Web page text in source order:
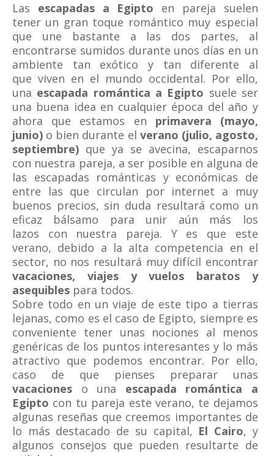
Las escapadas a Egipto en pareja suelen
tener un gran toque romántico muy especial
que une bastante a las dos partes, al
encontrarse sumidos durante unos días en un
ambiente tan exótico y tan diferente al
que viven en el mundo occidental. Por ello,
una escapada romántica a Egipto suele ser
una buena idea en cualquier época del año y
ahora que estamos en primavera (mayo,
junio) o bien durante el verano (julio, agosto,
septiembre) que ya se avecina, escaparnos
con nuestra pareja, a ser posible en alguna de
las escapadas románticas y económicas de
entre las que circulan por internet a muy
buenos precios, sin duda resultará como un
eficaz bálsamo para unir aún más los
lazos con nuestra pareja. Y es que este
verano, debido a la alta competencia en el
sector, no nos resultará muy difícil encontrar
vacaciones, viajes y vuelos baratos y
asequibles para todos.
Sobre todo en un viaje de este tipo a tierras
lejanas, como es el caso de Egipto, siempre es
conveniente tener unas nociones al menos
genéricas de los puntos interesantes y lo más
atractivo que podemos encontrar. Por ello,
caso de que pienses preparar unas
vacaciones o una escapada romántica a
Egipto con tu pareja este verano, te dejamos
algunas reseñas que creemos importantes de
lo más destacado de su capital, El Cairo, y
algunos consejos que pueden resultarte de